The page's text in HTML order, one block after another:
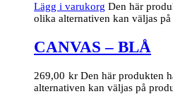
Lägg i varukorg Den här
olika alternativen kan väljas
CANVAS – BLÅ
269,00 kr Den här produkten
alternativen kan väljas på